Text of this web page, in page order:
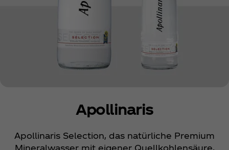
Apollinaris
Apollinaris Selection, das natürliche Premium
Mineralwasser mit eigener Quellkohlensäure,